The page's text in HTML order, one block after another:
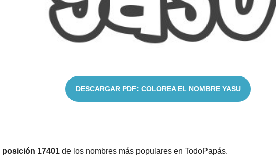
DESCARGAR PDF: COLOREA EL NOMBRE YASU
posición 17401 de los nombres más populares en TodoPapás.